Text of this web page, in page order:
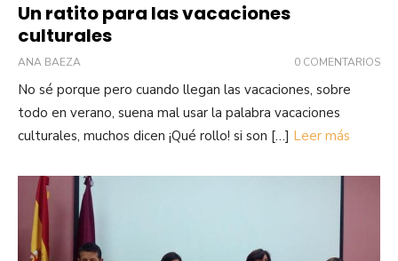
Un ratito para las vacaciones
culturales
ANA BAEZA 0 COMENTARIOS
No sé porque pero cuando llegan las vacaciones, sobre
todo en verano, suena mal usar la palabra vacaciones
culturales, muchos dicen ¡Qué rollo! si son […] Leer más